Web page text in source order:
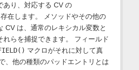
あり、対応する CV の
在します。 メソッドやその他の
CV は、通常のレキシカル変数と
れらを捕捉できます。 フィールド
マクロがそれに対して真
、他の種類のパッドエントリとは